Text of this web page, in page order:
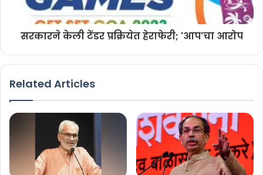
दुष्काळ जन्य परिस्थिती निर्माण झाल्यामुळे शेतकरी चिंतेत होता. मात्र मंगळवारी
दुपारी आलेल्या परतीच्या पावसामुळे शेतकऱ्यांना दिलासा मिळाला.
Related Articles
NEET आंदोलनाच्या समर्थनार्थ ठाकरे बंधूंचा
July 25, 2026
‘आदेश देणाऱ्यांवर कारवाई का नाही?’
July 24, 2026
सरकारने केली टेंडर प्रक्रियेत हेराफेरी; 'आप'चा आरोप
Related Articles